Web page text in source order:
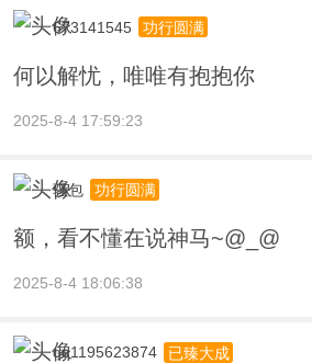
673141545 功行圆满
何以解忧，唯唯有抱抱你
2025-8-4 17:59:23
骚包 功行圆满
额，看不懂在说神马~@_@
2025-8-4 18:06:38
qq1195623874 已臻大成